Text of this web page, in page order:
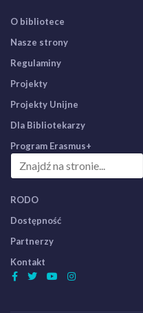
O bibliotece
Nasze strony
Regulaminy
Projekty
Projekty Unijne
Dla Bibliotekarzy
Program Erasmus+
RODO
Dostępność
Partnerzy
Kontakt